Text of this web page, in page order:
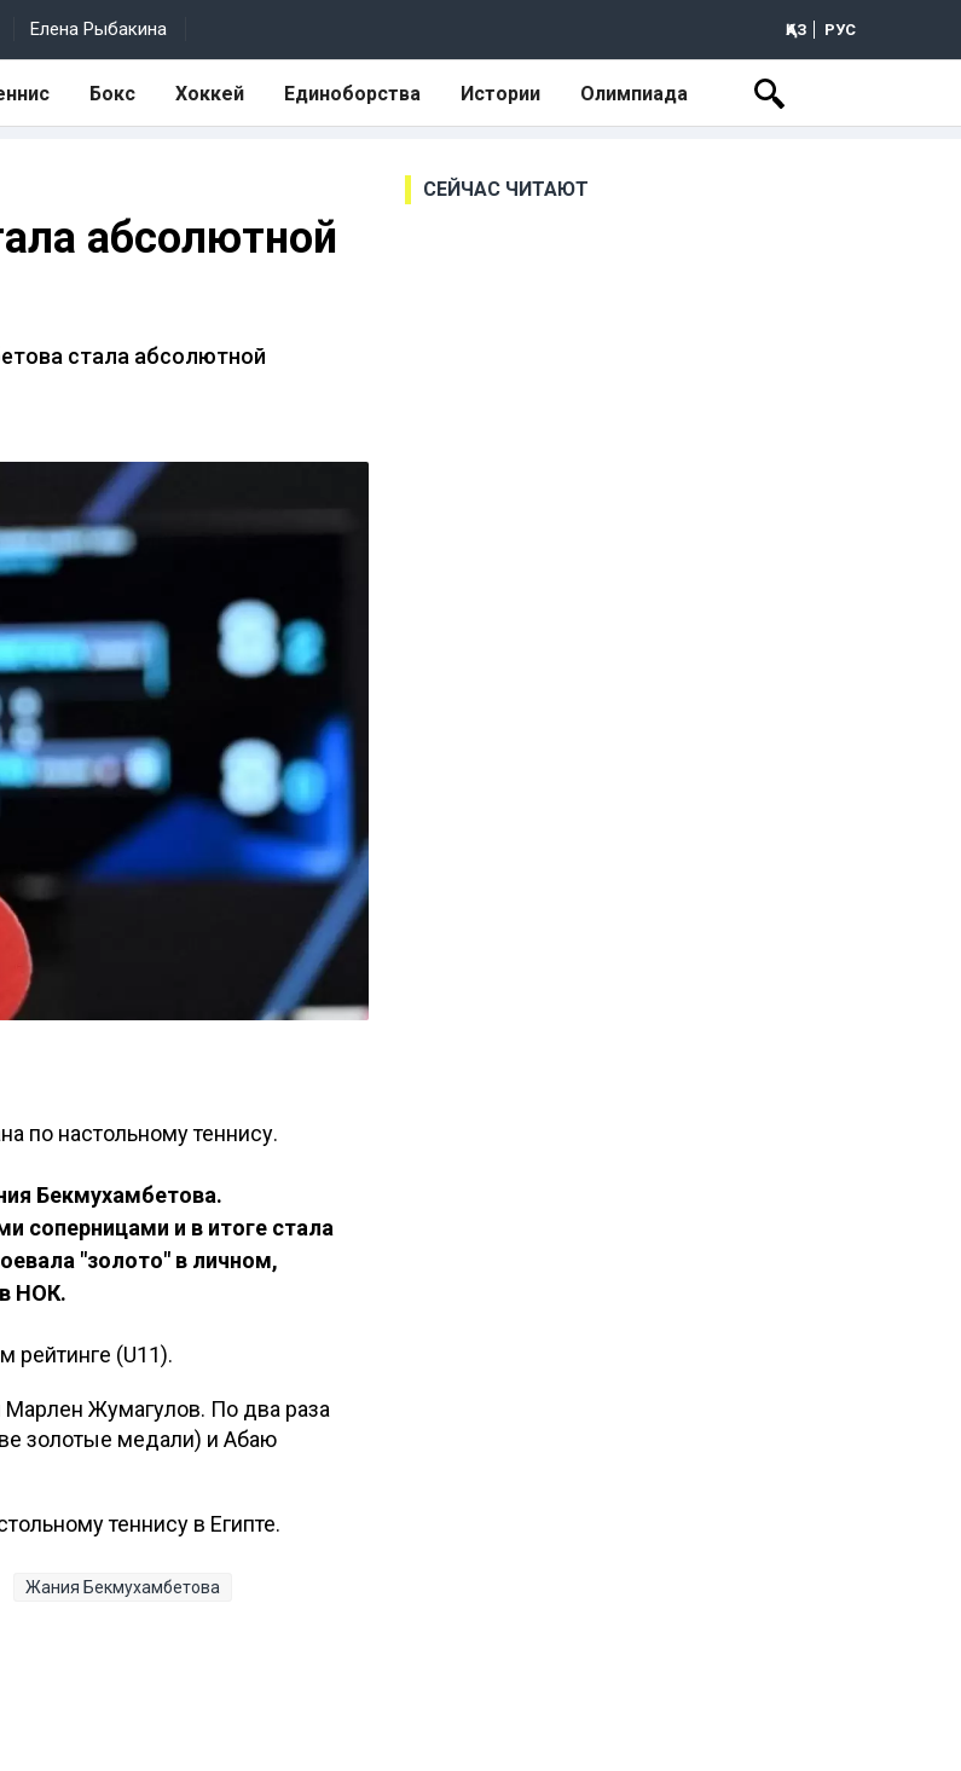
Елена Рыбакина ҚАЗ РУС
Бокс Хоккей Единоборства Истории Олимпиада
абсолютной
стала абсолютной
по настольному теннису.
Бекмухамбетова.
соперницами и в итоге стала
"золото" в личном,
НОК.
рейтинге (U11).
Жумагулов. По два раза
золотые медали) и Абаю
теннису в Египте.
Жания Бекмухамбетова
СЕЙЧАС ЧИТАЮТ